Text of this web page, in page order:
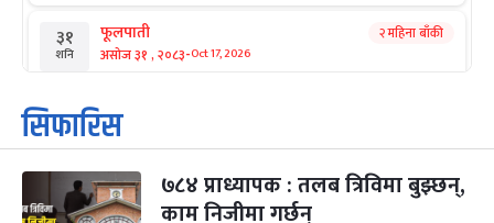
३१
शनि
फूलपाती
असोज ३१ , २०८३-Oct 17, 2026
२ महिना बाँकी
१
आइत
कार्तिक सङ्क्रान्ति
कार्तिक १, २०८३
३
मंगल
महानवमी
कार्तिक ३, २०८३-Oct 20, 2026
२ महिना बाँकी
सिफारिस
७८४ प्राध्यापक : तलब त्रिविमा बुझ्छन्,
काम निजीमा गर्छन्